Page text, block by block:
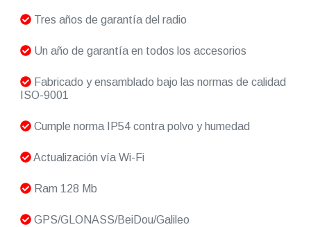
Tres años de garantía del radio
Un año de garantía en todos los accesorios
Fabricado y ensamblado bajo las normas de calidad
ISO-9001
Cumple norma IP54 contra polvo y humedad
Actualización vía Wi-Fi
Ram 128 Mb
GPS/GLONASS/BeiDou/Galileo